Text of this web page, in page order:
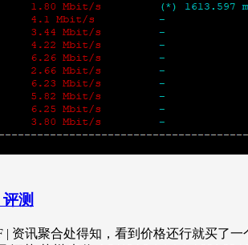
测
| 资讯聚合处得知，看到价格还行就买了